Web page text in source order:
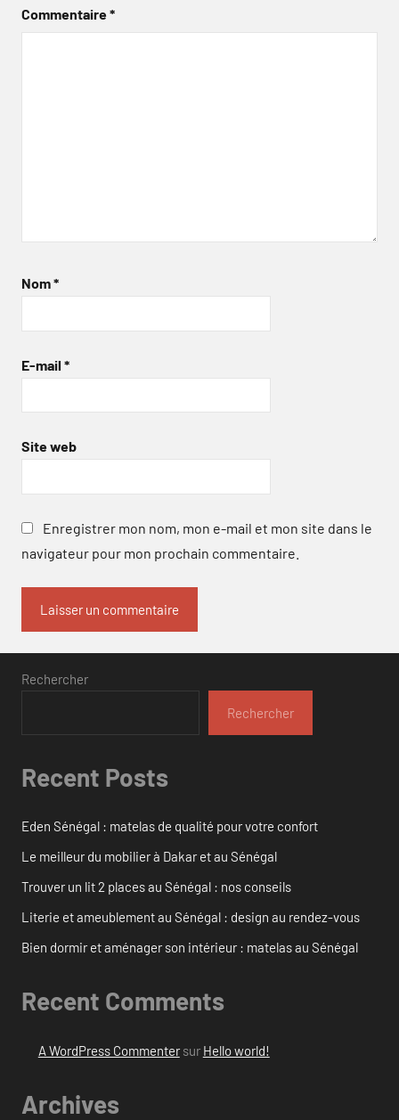
Commentaire*
Nom*
E-mail *
Site web
Enregistrer mon nom, mon e-mail et mon site dans le
navigateur pour mon prochain commentaire.
Rechercher
Rechercher
Recent Posts
Eden Sénégal : matelas de qualité pour votre confort
Le meilleur du mobilier à Dakar et au Sénégal
Trouver un lit 2 places au Sénégal : nos conseils
Literie et ameublement au Sénégal : design au rendez-vous
Bien dormir et aménager son intérieur : matelas au Sénégal
Recent Comments
A WordPress Commentersur Hello world!
Archives